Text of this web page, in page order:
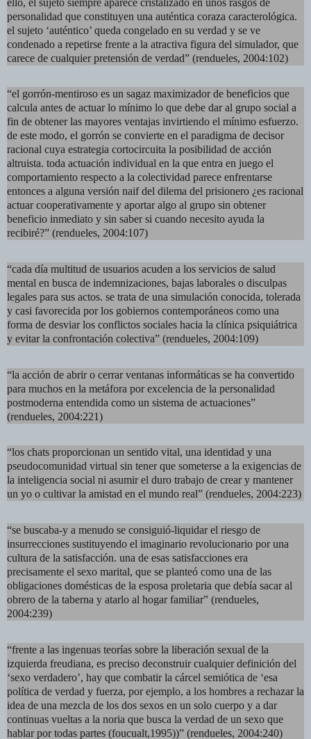
personalidad que constituyen una auténtica coraza caracterológica.
el sujeto ‘auténtico’ queda congelado en su verdad y se ve
condenado a repetirse frente a la atractiva figura del simulador, que
carece de cualquier pretensión de verdad” (rendueles, 2004:102)
“el gorrón-mentiroso es un sagaz maximizador de beneficios que
calcula antes de actuar lo mínimo lo que debe dar al grupo social a
fin de obtener las mayores ventajas invirtiendo el mínimo esfuerzo.
de este modo, el gorrón se convierte en el paradigma de decisor
racional cuya estrategia cortocircuita la posibilidad de acción
altruista. toda actuación individual en la que entra en juego el
comportamiento respecto a la colectividad parece enfrentarse
entonces a alguna versión naif del dilema del prisionero ¿es racional
actuar cooperativamente y aportar algo al grupo sin obtener
beneficio inmediato y sin saber si cuando necesito ayuda la
recibiré?” (rendueles, 2004:107)
“cada día multitud de usuarios acuden a los servicios de salud
mental en busca de indemnizaciones, bajas laborales o disculpas
legales para sus actos. se trata de una simulación conocida, tolerada
y casi favorecida por los gobiernos contemporáneos como una
forma de desviar los conflictos sociales hacia la clínica psiquiátrica
y evitar la confrontación colectiva” (rendueles, 2004:109)
“la acción de abrir o cerrar ventanas informáticas se ha convertido
para muchos en la metáfora por excelencia de la personalidad
postmoderna entendida como un sistema de actuaciones”
(rendueles, 2004:221)
“los chats proporcionan un sentido vital, una identidad y una
pseudocomunidad virtual sin tener que someterse a la exigencias de
la inteligencia social ni asumir el duro trabajo de crear y mantener
un yo o cultivar la amistad en el mundo real” (rendueles, 2004:223)
“se buscaba-y a menudo se consiguió-liquidar el riesgo de
insurrecciones sustituyendo el imaginario revolucionario por una
cultura de la satisfacción. una de esas satisfacciones era
precisamente el sexo marital, que se planteó como una de las
obligaciones domésticas de la esposa proletaria que debía sacar al
obrero de la taberna y atarlo al hogar familiar” (rendueles,
2004:239)
“frente a las ingenuas teorías sobre la liberación sexual de la
izquierda freudiana, es preciso deconstruir cualquier definición del
‘sexo verdadero’, hay que combatir la cárcel semiótica de ‘esa
política de verdad y fuerza, por ejemplo, a los hombres a rechazar la
idea de una mezcla de los dos sexos en un solo cuerpo y a dar
continuas vueltas a la noria que busca la verdad de un sexo que
hablar por todas partes (foucualt,1995))” (rendueles, 2004:240)